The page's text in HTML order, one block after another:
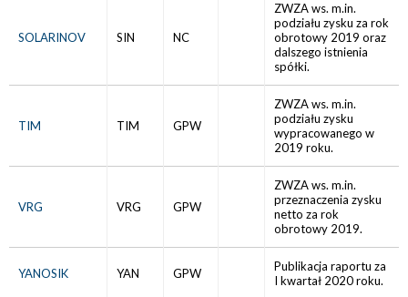
SOLARINOV SIN NC
ZWZA ws. m.in.
podziału zysku za rok
obrotowy 2019 oraz
dalszego istnienia
spółki.
TIM TIM GPW
ZWZA ws. m.in.
podziału zysku
wypracowanego w
2019 roku.
VRG VRG GPW
ZWZA ws. m.in.
przeznaczenia zysku
netto za rok
obrotowy 2019.
YANOSIK YAN GPW
Publikacja raportu za
I kwartał 2020 roku.